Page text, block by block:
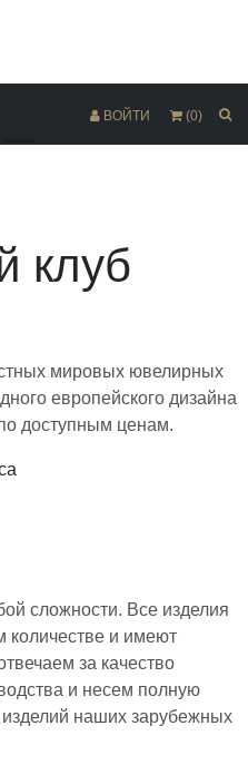
ВОЙТИ (0)
клуб
мировых ювелирных
европейского дизайна
доступным ценам.
сложности. Все изделия
количестве и имеют
за качество
и несем полную
изделий наших зарубежных